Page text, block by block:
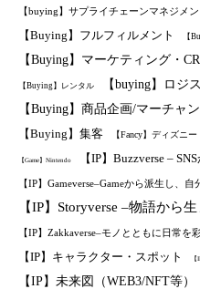
【buying】サプライチェーンマネジメン
【Buying】フルフィルメント 【
【Buying】マーケティング・
【Buying】レンタル
【buying】ロジ
【Buying】商品企画/マーチャ
【Buying】集客
【Fancy】ディズニー
【Game】Nintendo 【IP】Buzzverse –
【IP】Gameverse–Gameから派生し、
【IP】Storyverse –物語から
【IP】Zakkaverse–モノとともに日常を
【IP】キャラクター・スポット
【IP】未来図（WEB3/NFT等）